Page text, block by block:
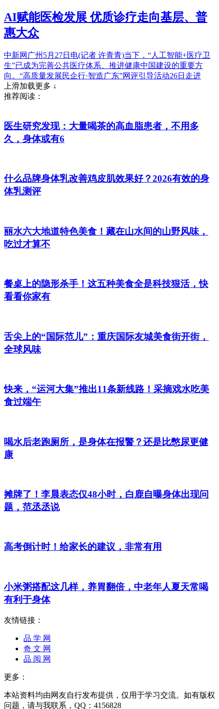
AI赋能医检发展 优质诊疗走向基层、普
惠大众
中新网广州5月27日电(记者 许青青)当下，“人工智能+医疗卫
生”已成为完善公共医疗体系、推进健康中国建设的重要方
向。“高质量发展民企行·智造广东”网评引导活动26日走进
上滑加载更多 ↓
推荐阅读：
医生研究发现：大量喝茶的高血脂患者，不用多
久，身体或有6
什么品牌身体乳改善鸡皮肌效果好？2026有效的身
体乳测评
丽水六大地道特色美食！藏在山水间的山野风味，
吃过才算不
餐桌上的隐形杀手！这五种美食全是科技狠活，快
看看你家有
舌尖上的“国际范儿”：重庆国际友城美食街开街，
全球风味
快来，“运河大集”推出11条新线路！采摘戏水吃美
食过端午
喝水后老跑厕所，是身体在报警？还是比憋尿更健
康
摊牌了！李晨表态仅48小时，白鹿自曝身体出现问
题，范丞丞说
高考倒计时！给家长的建议，非常有用
小米粥搭配这几样，养胃翻倍，中老年人夏天常喝
有利于身体
友情链接：
品 学 网
奇 文 网
品 阅 网
更多：
本站资料均由网友自行发布提供，仅用于学习交流。如有版权
问题，请与我联系，QQ：4156828